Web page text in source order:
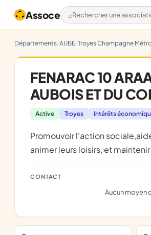
Assoce Rechercher une
Départements AUBE Troyes Champagne
FENARAC 10
AUBOIS ET DU
Active Troyes Intérêts
promouvoir l'action sociale,aider à l'amélioration de la condition de vie des retraitées de l'artisanat (ou assimilés) ;
animer leurs loisirs, et
CONTACT
Aucun